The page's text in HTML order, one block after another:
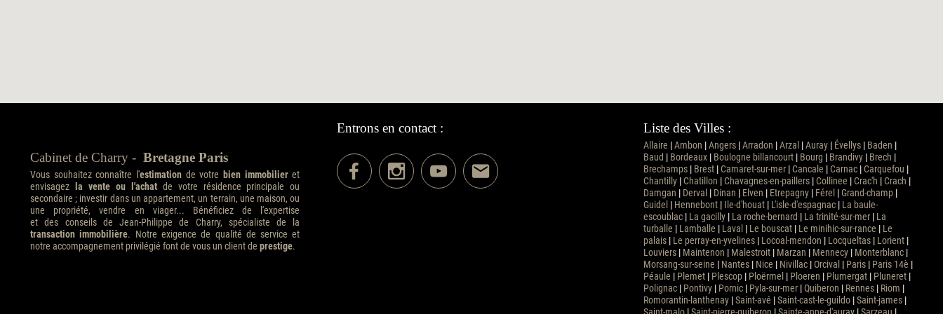
Cabinet de Charry - Bretagne Paris
Vous souhaitez connaître l'estimation de votre bien immobilieret
envisagez la vente ou l'achat de votre résidence principale ou
secondaire ; investir dans un appartement, un terrain, une maison, ou
une propriété, vendre en viager... Bénéficiez de l'expertise
et des conseils de Jean-Philippe de Charry, spécialiste de la
transaction immobilière. Notre exigence de qualité de service et
notre accompagnement privilégié font de vous un client deprestige.
Entrons en contact : Liste des Villes :
Allaire |Ambon |Angers|Arradon |Arzal |Auray| Évellys| Baden |
Baud | Bordeaux| Boulogne billancourt| Bourg | Brandivy| Brech |
Brechamps| Brest|Camaret-sur-mer|Cancale |Carnac|Carquefou |
Chantilly|Chatillon |Chavagnes-en-paillers|Collinee |Crac'h |Crach |
Damgan | Derval | Dinan | Elven | Etrepagny| Férel |Grand-champ|
Guidel | Hennebont| Ile-d'houat| L'isle-d'espagnac| La baule-
escoublac| La gacilly| La roche-bernard | La trinité-sur-mer| La
turballe | Lamballe | Laval | Le bouscat| Le minihic-sur-rance | Le
palais| Le perray-en-yvelines| Locoal-mendon | Locqueltas| Lorient|
Louviers| Maintenon | Malestroit| Marzan | Mennecy| Monterblanc|
Morsang-sur-seine | Nantes| Nice | Nivillac| Orcival | Paris| Paris 14è |
Péaule | Plemet| Plescop| Ploërmel | Ploeren | Plumergat| Pluneret|
Polignac| Pontivy| Pornic| Pyla-sur-mer|Quiberon | Rennes| Riom |
Romorantin-lanthenay|Saint-avé |Saint-cast-le-guildo|Saint-james|